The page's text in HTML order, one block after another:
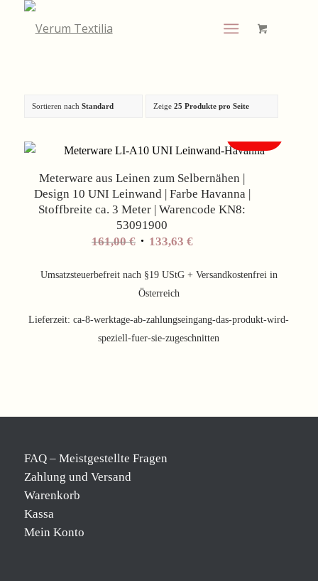
Sortieren nach Standard Zeige 25 Produkte pro Seite
Meterware aus Leinen zum Selbernähen |
Design 10 UNI Leinwand | Farbe Havanna |
Stoffbreite ca. 3 Meter | Warencode KN8:
53091900
161,00€ Ursprünglicher
war:
161,00 €
133,63 €Aktueller
ist:
Umsatzsteuerbefreit nach §19 UStG + Versandkostenfrei in
Österreich
Lieferzeit:ca-8-werktage-ab-zahlungseingang-das-produkt-wird-
speziell-fuer-sie-zugeschnitten
FAQ – Meistgestellte Fragen
Zahlung und Versand
Warenkorb
Kassa
Mein Konto